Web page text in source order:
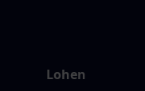
Lohen